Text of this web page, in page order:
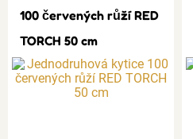
100 červených růží RED
TORCH 50 cm